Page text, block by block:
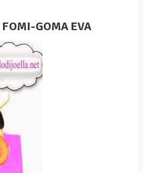
GOMA EVA